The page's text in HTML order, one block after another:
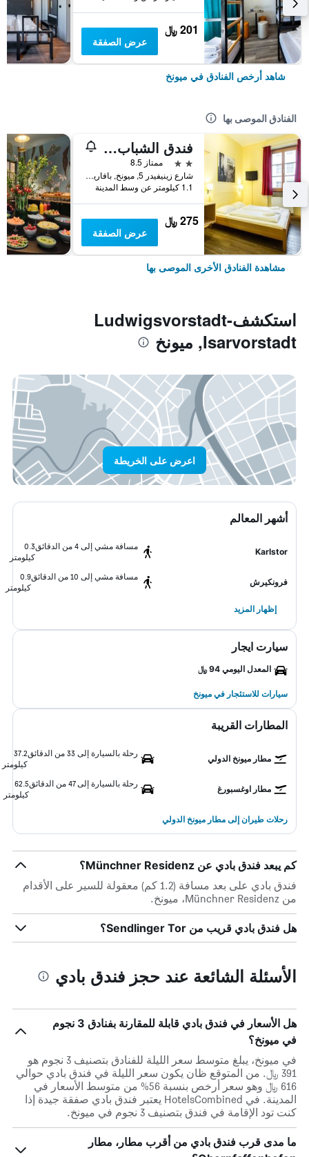
201 ﷼
عرض الصفقة
شاهد أرخص الفنادق في ميونخ
الفنادق الموصى بها
فندق الشباب يورو ميونيخ
2 نجمتين
ممتاز 8.5
شارع زينيفيدر 5, ميونخ, بافاريا, ألمانيا
1.1 كيلومتر عن وسط المدينة
275 ﷼
عرض الصفقة
مشاهدة الفنادق الأخرى الموصى بها
استكشفLudwigsvorstadt-
Isarvorstadt, ميونخ
اعرض على الخريطة
أشهر المعالم
Karlstor
مسافة مشي إلى 4 من الدقائق
0.3
كيلومتر
فرونكيرش
مسافة مشي إلى 10 من الدقائق
0.9
كيلومتر
إظهار المزيد
سيارت ايجار
المعدل اليومي 94 ﷼
سيارات للاستئجار في ميونخ
المطارات القريبة
مطار ميونخ الدولي
رحلة بالسيارة إلى 33 من الدقائق
37.2
كيلومتر
مطار اوغسبورغ
رحلة بالسيارة إلى 47 من الدقائق
62.5
كيلومتر
رحلات طيران إلى مطار ميونخ الدولي
كم يبعد فندق بادي عن Münchner Residenz؟
فندق بادي على بعد مسافة (1.2 كم) معقولة للسير على الأقدام
من Münchner Residenz، ميونخ.
هل فندق بادي قريب من Sendlinger Tor؟
الأسئلة الشائعة عند حجز فندق بادي
هل الأسعار في فندق بادي قابلة للمقارنة بفنادق 3 نجوم
في ميونخ؟
في ميونخ، يبلغ متوسط ​​سعر الليلة للفنادق بتصنيف 3 نجوم هو
391 ﷼. من المتوقع ظان يكون سعر الليلة في فندق بادي حوالي
616 ﷼ وهو سعر أرخص بنسبة 56% من متوسط الأسعار في
المدينة. في HotelsCombined يعتبر فندق بادي صفقة جيدة إذا
كنت تود الإقامة في فندق بتصنيف 3 نجوم في ميونخ.
ما مدى قرب فندق بادي من أقرب مطار، مطار